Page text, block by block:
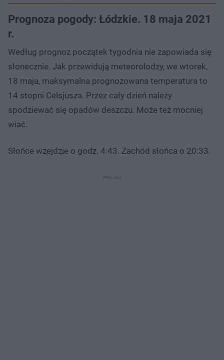
Prognoza pogody: Łódzkie. 18 maja 2021
r.
Według prognoz początek tygodnia nie zapowiada się
słonecznie. Jak przewidują meteorolodzy, we wtorek,
18 maja, maksymalna prognozowana temperatura to
14 stopni Celsjusza. Przez cały dzień należy
spodziewać się opadów deszczu. Może też mocniej
wiać.
Słońce wzejdzie o godz. 4:43. Zachód słońca o 20:33.